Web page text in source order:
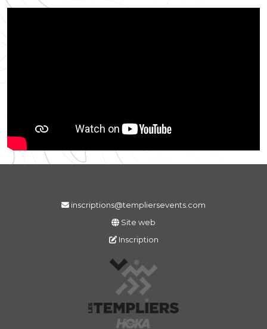
inscriptions@templiersevents.com
Site web
Inscription